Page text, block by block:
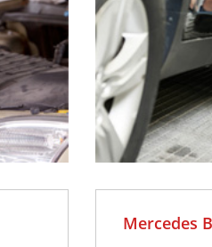
No hay
comentarios
Mercedes